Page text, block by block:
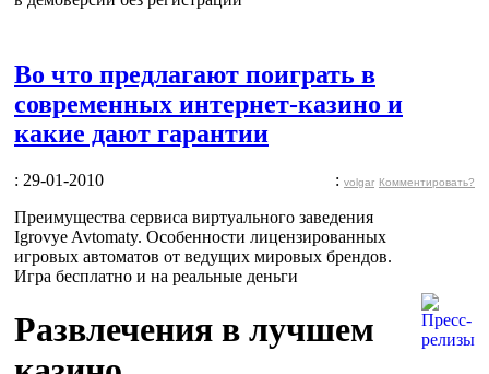
Во что предлагают поиграть в
современных интернет-казино и
какие дают гарантии
: 29-01-2010 : volgar Комментировать?
Преимущества сервиса виртуального заведения
Igrovye Avtomaty. Особенности лицензированных
игровых автоматов от ведущих мировых брендов.
Игра бесплатно и на реальные деньги
Развлечения в лучшем